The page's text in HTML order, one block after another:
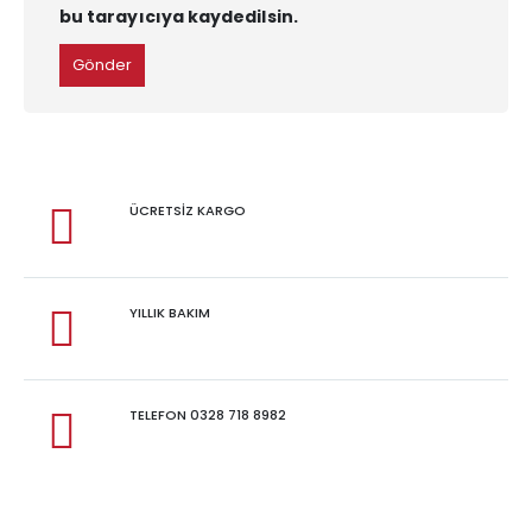
bu tarayıcıya kaydedilsin.
ÜCRETSİZ KARGO
YILLIK BAKIM
TELEFON 0328 718 8982